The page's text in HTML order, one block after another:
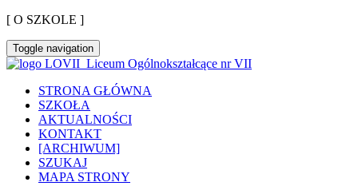
[ O SZKOLE ]
Toggle navigation
Liceum Ogólnokształcące nr VII
STRONA GŁÓWNA
SZKOŁA
AKTUALNOŚCI
KONTAKT
[ARCHIWUM]
SZUKAJ
MAPA STRONY